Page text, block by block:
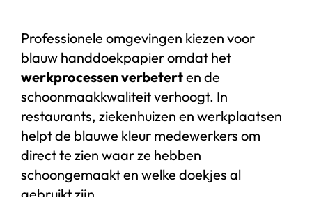
Professionele omgevingen kiezen voor
blauw handdoekpapier omdat het
werkprocessen verbeterten de
schoonmaakkwaliteit verhoogt. In
restaurants, ziekenhuizen en werkplaatsen
helpt de blauwe kleur medewerkers om
direct te zien waar ze hebben
schoongemaakt en welke doekjes al